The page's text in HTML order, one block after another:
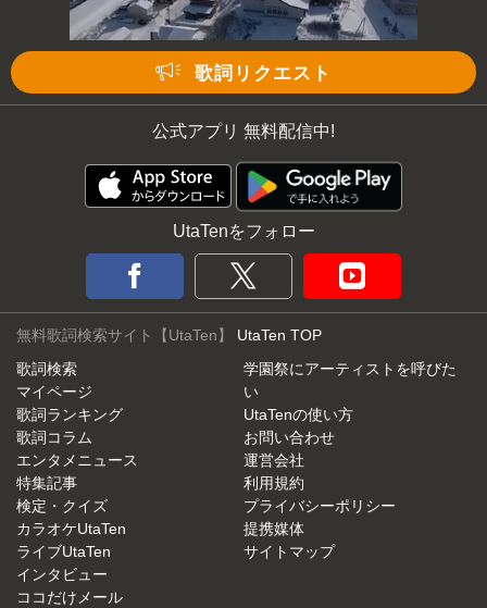
次の動画まで 3 キャンセル
歌詞リクエスト
公式アプリ 無料配信中!
UtaTenをフォロー
無料歌詞検索サイト【UtaTen】 UtaTen TOP
歌詞検索
マイページ
歌詞ランキング
歌詞コラム
エンタメニュース
特集記事
検定・クイズ
カラオケUtaTen
ライブUtaTen
インタビュー
ココだけメール
学園祭にアーティストを呼びた
い
UtaTenの使い方
お問い合わせ
運営会社
利用規約
プライバシーポリシー
提携媒体
サイトマップ